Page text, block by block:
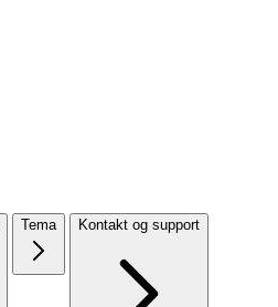
Tema Kontakt og support